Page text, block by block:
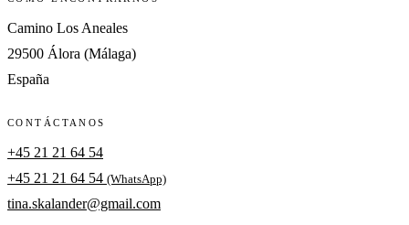
Camino Los Aneales
29500 Álora (Málaga)
España
CONTÁCTANOS
+45 21 21 64 54
+45 21 21 64 54 (WhatsApp)
tina.skalander@gmail.com